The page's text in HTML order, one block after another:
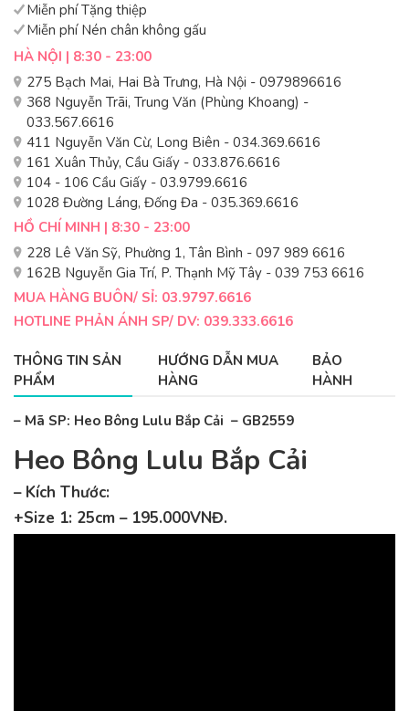
Miễn phí Tặng thiệp
Miễn phí Nén chân không gấu
HÀ NỘI | 8:30 - 23:00
275 Bạch Mai, Hai Bà Trưng, Hà Nội - 0979896616
368 Nguyễn Trãi, Trung Văn (Phùng Khoang) -
033.567.6616
411 Nguyễn Văn Cừ, Long Biên - 034.369.6616
161 Xuân Thủy, Cầu Giấy - 033.876.6616
104 - 106 Cầu Giấy - 03.9799.6616
1028 Đường Láng, Đống Đa - 035.369.6616
HỒ CHÍ MINH | 8:30 - 23:00
228 Lê Văn Sỹ, Phường 1, Tân Bình - 097 989 6616
162B Nguyễn Gia Trí, P. Thạnh Mỹ Tây - 039 753 6616
MUA HÀNG BUÔN/ SỈ: 03.9797.6616
HOTLINE PHẢN ÁNH SP/ DV: 039.333.6616
THÔNG TIN SẢN
PHẨM
HƯỚNG DẪN MUA
HÀNG
BẢO
HÀNH
– Mã SP: Heo Bông Lulu Bắp Cải – GB2559
Heo Bông Lulu Bắp Cải
– Kích Thước:
+Size 1: 25cm – 195.000VNĐ.